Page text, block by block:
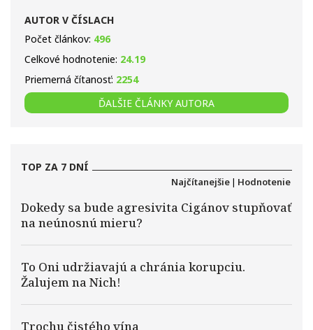
AUTOR V ČÍSLACH
Počet článkov: 496
Celkové hodnotenie: 24.19
Priemerná čítanosť: 2254
ĎALŠIE ČLÁNKY AUTORA
TOP ZA 7 DNÍ
Najčítanejšie | Hodnotenie
Dokedy sa bude agresivita Cigánov stupňovať
na neúnosnú mieru?
To Oni udržiavajú a chránia korupciu.
Žalujem na Nich!
Trochu čistého vína